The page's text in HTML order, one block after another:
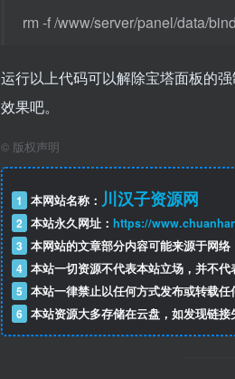
rm -f /www/server/panel/data/
运行以上代码可以解除宝塔面板的
效果吧。
© 版权声明
1 本网站名称： 川汉子资源网
2 本站永久网址： https://
3 本网站的文章部分内容可能来源于网
4 本站一切资源不代表本站立场，并不代
5 本站一律禁止以任何方式发布或转载
6 本站资源大多存储在云盘，如发现链接